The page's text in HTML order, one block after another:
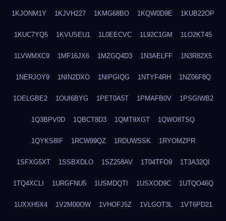
1KJONM1Y 1KJVH227 1KMG68BO 1KQW0D9E 1KUB22OP
1KUC7YQ5 1KVUSEU1 1L0EECVC 1L92C1GM 1LO2KT45
1LVWMXC9 1MF16JX6 1MZGQ4D3 1N3AELFF 1N3R82X5
1NERJOY9 1NIN2DXO 1NIPGIQG 1NTYF4RH 1NZ06F8Q
1OELGBE2 1OUI6BYG 1PET0A5T 1PMAFB0V 1PSGIWB2
1Q3BPV0D 1QBCT8D3 1QMT9XGT 1QWO8TSQ
1QYKS8IF 1RCW99QZ 1RDUWSSK 1RYOMZPR
1SFXG5XT 1SSBXDLO 1SZ258AV 1T04TFO9 1T3A32QI
1TQ4XCLI 1URGFNU5 1USMDQTI 1USXOD9C 1UTQO46Q
1UXXH5X4 1V2M00OW 1VHOFJ5Z 1VLGOT3L 1VT6PD21